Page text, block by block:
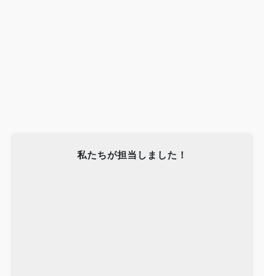
私たちが担当しました！